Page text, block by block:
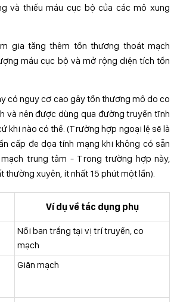
và thiếu máu cục bộ của các mô xung
gia tăng thêm tổn thương thoát mạch
máu cục bộ và mở rộng diện tích tổn
có nguy cơ cao gây tổn thương mô do co
và nên được dùng qua đường truyền tĩnh
khi nào có thể. (Trường hợp ngoại lệ sẽ là
cấp đe dọa tính mạng khi không có sẵn
trung tâm - Trong trường hợp này,
thường xuyên, ít nhất 15 phút một lần).
Ví dụ về tác dụng phụ
Nổi ban trắng tại vị trí truyền, co
mạch
Giãn mạch